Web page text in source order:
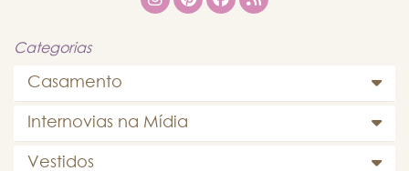
Categorias
Casamento
Internovias na Mídia
Vestidos